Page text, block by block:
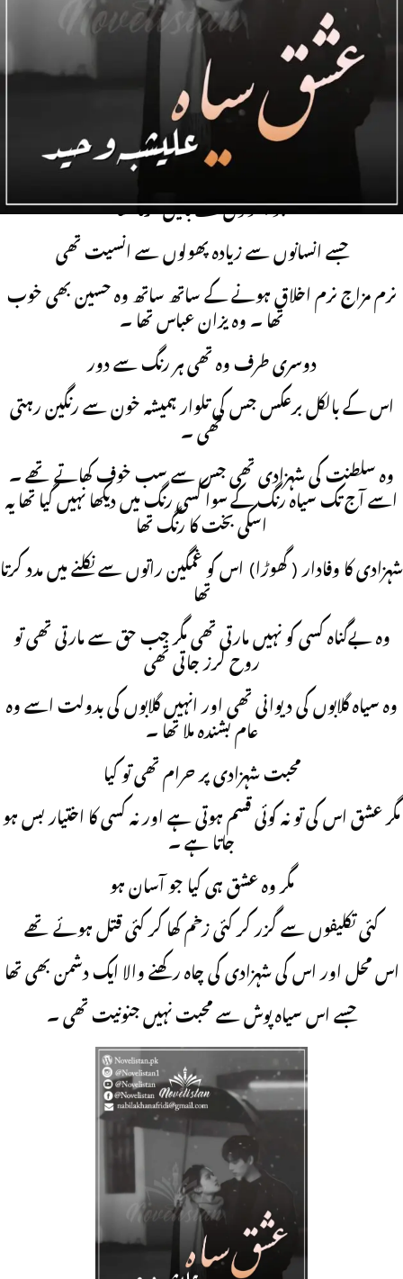
Complete Novel
اؤ تمہیں سلطنت کے عام باشندے سے ملواتی ہوں
جسے انسانوں سے زیادہ پھولوں سے محبت تھی یا پھر عشق کہنا
سہی رہے گا
وہ یزان تھا
جو پھولوں سے باتیں کرتا تھا
جسے انسانوں سے زیادہ پھولوں سے انسیت تھی
نرم مزاج نرم اخلاق ہونے کے ساتھ ساتھ وہ حسین بھی خوب
تھا ۔ وہ یزان عباس تھا ۔
دوسری طرف وہ تھی ہر رنگ سے دور
اس کے بالکل برعکس جس کی تلوار ہمیشہ خون سے رنگین رہتی
تھی ۔
وہ سلطنت کی شہزادی تھی جس سے سب خوف کھاتے تھے ۔
اسے آج تک سیاہ رنگ کے سوا کسی رنگ میں دیکھا نہیں گیا تھا یہ
اسکی بخت کا رنگ تھا
شہزادی کا وفادار ( گھوڑا) اس کو غمگین راتوں سے نکلنے میں مدد کرتا
تھا
وہ بےگناہ کسی کو نہیں مارتی تھی مگر جب حق سے مارتی تھی تو
روح لرز جاتی تھی
وہ سیاہ گلابوں کی دیوانی تھی اور انہیں گلابوں کی بدولت اسے وہ
عام بشندہ ملا تھا ۔
محبت شہزادی پر حرام تھی تو کیا
مگر عشق اس کی تو نہ کوئی قسم ہوتی ہے اور نہ کسی کا اختیار بس ہو
جاتا ہے ۔
مگر وہ عشق ہی کیا جو آسان ہو
کئی تکلیفوں سے گزر کر کئی زخم کھا کر کئی قتل ہوئے تھے
اس محل اور اس کی شہزادی کی چاہ رکھنے والا ایک دشمن بھی تھا
جسے اس سیاہ پوش سے محبت نہیں جنونیت تھی ۔